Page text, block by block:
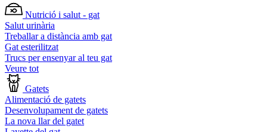
Nutrició i salut - gat
Salut urinària
Treballar a distància amb gat
Gat esterilitzat
Trucs per ensenyar al teu gat
Veure tot
Gatets
Alimentació de gatets
Desenvolupament de gatets
La nova llar del gatet